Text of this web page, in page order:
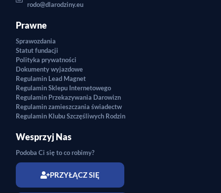
rodo@dlarodziny.eu
Prawne
Sprawozdania
Statut fundacji
Polityka prywatności
Dokumenty wyjazdowe
Regulamin Lead Magnet
Regulamin Sklepu Internetowego
Regulamin Przekazywania Darowizn
Regulamin zamieszczania świadectw
Regulamin Klubu Szczęśliwych Rodzin
Wesprzyj Nas
Podoba Ci się to co robimy?
PRZYŁĄCZ SIĘ